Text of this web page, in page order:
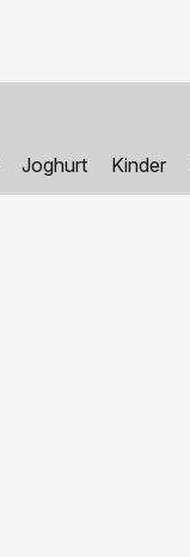
Joghurt Kinder